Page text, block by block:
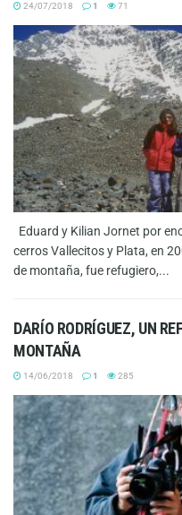
24/07/2018 1 71
Eduard y Kilian Jornet por
cerros Vallecitos y Plata, en
de montaña, fue refugiero,...
DARÍO RODRÍGUEZ, UN
MONTAÑA
14/06/2018 1 285